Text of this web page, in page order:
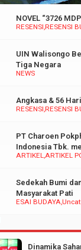
RESENSI RESENSI
NOVEL “3726
NEWS
UIN Walisongo
Tiga Negara
RESENSI RESENSI
Angkasa & 56 Hari
ARTIKELARTIKEL
PT Charoen
Indonesia Tbk.
inspirasi Bagi
ESAI BUDAYA
Sedekah Bumi
Masyarakat Pati
Dinamika